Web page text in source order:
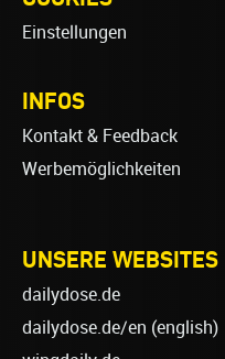
Einstellungen
INFOS
Kontakt & Feedback
Werbemöglichkeiten
UNSERE WEBSITES
dailydose.de
dailydose.de/en (english)